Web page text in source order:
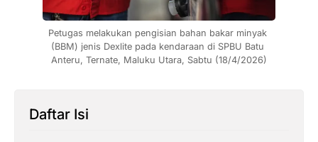
Petugas melakukan pengisian bahan bakar minyak
(BBM) jenis Dexlite pada kendaraan di SPBU Batu
Anteru, Ternate, Maluku Utara, Sabtu (18/4/2026)
Daftar Isi